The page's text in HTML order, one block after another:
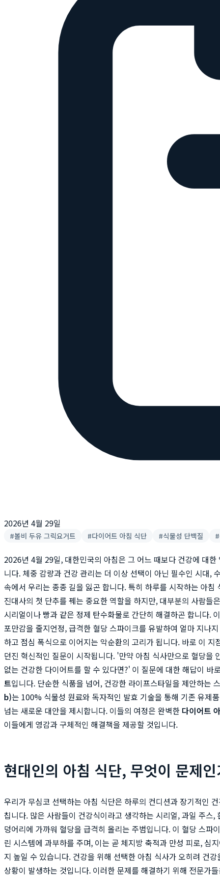
2026년 4월 29일
#볼비 두유 그릭요거트 #다이어트 아침 식단 #식물성 단백질 #
2026년 4월 29일, 대한민국의 아침은 그 어느 때보다 건강에 대한
니다. 체중 감량과 건강 관리는 더 이상 선택이 아닌 필수인 시대,
속에서 우리는 종종 길을 잃곤 합니다. 특히 하루를 시작하는 아침
진대사의 첫 단추를 꿰는 중요한 역할을 하지만, 대부분의 사람들
시리얼이나 빵과 같은 정제 탄수화물로 간단히 해결하곤 합니다.
포만감을 줄지언정, 급격한 혈당 스파이크를 유발하여 얼마 지나
하고 점심 폭식으로 이어지는 악순환의 고리가 됩니다. 바로 이 지
던진 혁신적인 질문이 시작됩니다. '만약 아침 식사만으로 혈당을
없는 건강한 다이어트를 할 수 있다면?' 이 질문에 대한 해답이 바
트입니다. 단순한 식품을 넘어, 건강한 라이프스타일을 제안하는
b)는 100% 식물성 원료와 독자적인 발효 기술을 통해 기존 유제
넘는 새로운 대안을 제시합니다. 이들의 여정은 완벽한 다이어트
이들에게 영감과 구체적인 해결책을 제공할 것입니다.
현대인의 아침 식단, 무엇이 문제
우리가 무심코 선택하는 아침 식단은 하루의 컨디션과 장기적인
칩니다. 많은 사람들이 건강식이라고 생각하는 시리얼, 과일 주스,
덩어리에 가까워 혈당을 급격히 올리는 주범입니다. 이 혈당 스파
린 시스템에 과부하를 주며, 이는 곧 체지방 축적과 만성 피로, 심
지 높일 수 있습니다. 건강을 위해 선택한 아침 식사가 오히려 건
상황이 발생하는 것입니다. 이러한 문제를 해결하기 위해 전문가